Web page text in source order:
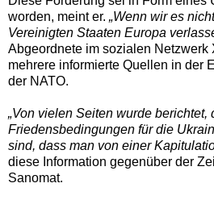
worden, meint er. „Wenn wir es
Vereinigten Staaten Europa
Abgeordnete im sozialen Netzwerk
mehrere informierte Quellen in der
der NATO.
„Von vielen Seiten wurde berichtet,
Friedensbedingungen für die
sind, dass man von einer
diese Information gegenüber der
Sanomat.